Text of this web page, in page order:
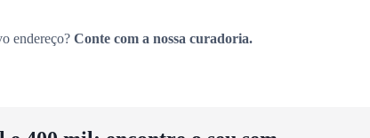
endereço? Conte com a nossa curadoria.